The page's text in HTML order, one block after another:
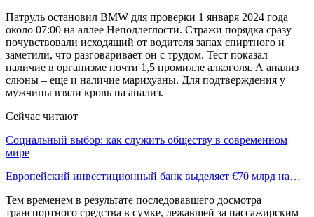
Патруль остановил BMW для проверки 1 января 2024 года
около 07:00 на аллее Неподлеглости. Стражи порядка сразу
почувствовали исходящий от водителя запах спиртного и
заметили, что разговаривает он с трудом. Тест показал
наличие в организме почти 1,5 промилле алкоголя. А анализ
слюны – еще и наличие марихуаны. Для подтверждения у
мужчины взяли кровь на анализ.
Сейчас читают
Социальный выбор: как служить обществу в современном
мире
Европейский инвестиционный банк выделяет €70 млрд на…
Тем временем в результате последовавшего досмотра
транспортного средства в сумке, лежавшей за пассажирским